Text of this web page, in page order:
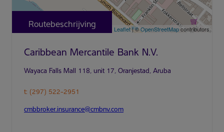
Leaflet| ©OpenStreetMapcontributors
Routebeschrijving
Caribbean Mercantile Bank N.V.
t: (297) 522-2951
cmbbroker.insurance@cmbnv.com